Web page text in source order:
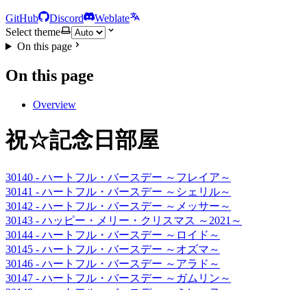
GitHub Discord
Weblate
Select theme
On this page
On this page
Overview
祝☆記念日部屋
30140 - ハートフル・バースデー ～フレイア～
30141 - ハートフル・バースデー ～シェリル～
30142 - ハートフル・バースデー ～メッサー～
30143 - ハッピー・メリー・クリスマス ～2021～
30144 - ハートフル・バースデー ～ロイド～
30145 - ハートフル・バースデー ～オズマ～
30146 - ハートフル・バースデー ～アラド～
30147 - ハートフル・バースデー ～ガムリン～